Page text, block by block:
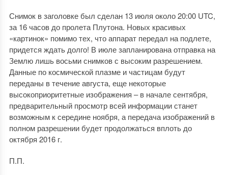
Снимок в заголовке был сделан 13 июля около 20:00 UTC,
за 16 часов до пролета Плутона. Новых красивых
«картинок» помимо тех, что аппарат передал на подлете,
придется ждать долго! В июле запланирована отправка на
Землю лишь восьми снимков с высоким разрешением.
Данные по космической плазме и частицам будут
переданы в течение августа, еще некоторые
высокоприоритетные изображения – в начале сентября,
предварительный просмотр всей информации станет
возможным к середине ноября, а передача изображений в
полном разрешении будет продолжаться вплоть до
октября 2016 г.
П.П.